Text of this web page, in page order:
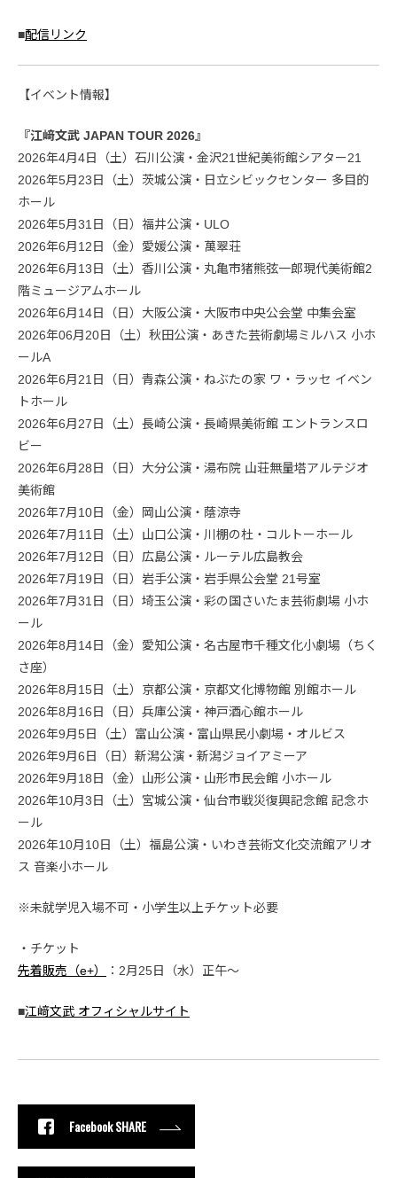
■配信リンク
【イベント情報】
『江﨑文武 JAPAN TOUR 2026』
2026年4月4日（土）石川公演・金沢21世紀美術館シアター21
2026年5月23日（土）茨城公演・日立シビックセンター 多目的
ホール
2026年5月31日（日）福井公演・ULO
2026年6月12日（金）愛媛公演・萬翠荘
2026年6月13日（土）香川公演・丸亀市猪熊弦一郎現代美術館2
階ミュージアムホール
2026年6月14日（日）大阪公演・大阪市中央公会堂 中集会室
2026年06月20日（土）秋田公演・あきた芸術劇場ミルハス 小ホ
ールA
2026年6月21日（日）青森公演・ねぶたの家 ワ・ラッセ イベン
トホール
2026年6月27日（土）長崎公演・長崎県美術館 エントランスロ
ビー
2026年6月28日（日）大分公演・湯布院 山荘無量塔アルテジオ
美術館
2026年7月10日（金）岡山公演・蔭涼寺
2026年7月11日（土）山口公演・川棚の杜・コルトーホール
2026年7月12日（日）広島公演・ルーテル広島教会
2026年7月19日（日）岩手公演・岩手県公会堂 21号室
2026年7月31日（日）埼玉公演・彩の国さいたま芸術劇場 小ホ
ール
2026年8月14日（金）愛知公演・名古屋市千種文化小劇場（ちく
さ座）
2026年8月15日（土）京都公演・京都文化博物館 別館ホール
2026年8月16日（日）兵庫公演・神戸酒心館ホール
2026年9月5日（土）富山公演・富山県民小劇場・オルビス
2026年9月6日（日）新潟公演・新潟ジョイアミーア
2026年9月18日（金）山形公演・山形市民会館 小ホール
2026年10月3日（土）宮城公演・仙台市戦災復興記念館 記念ホ
ール
2026年10月10日（土）福島公演・いわき芸術文化交流館アリオ
ス 音楽小ホール
※未就学児入場不可・小学生以上チケット必要
・チケット
先着販売（e+）
：2月25日（水）正午〜
■江﨑文武 オフィシャルサイト
Facebook SHARE